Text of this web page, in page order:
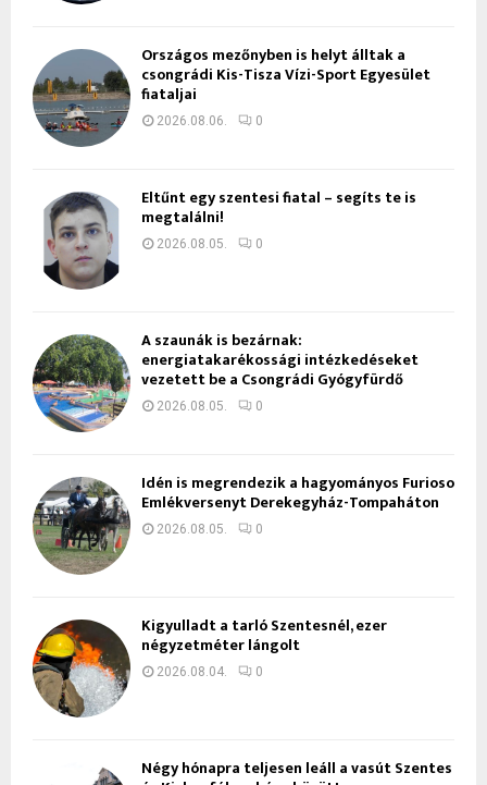
Országos mezőnyben is helyt álltak a
csongrádi Kis-Tisza Vízi-Sport Egyesület
fiataljai
2026.08.06. 0
Eltűnt egy szentesi fiatal – segíts te is
megtalálni!
2026.08.05. 0
A szaunák is bezárnak:
energiatakarékossági intézkedéseket
vezetett be a Csongrádi Gyógyfürdő
2026.08.05. 0
Idén is megrendezik a hagyományos Furioso
Emlékversenyt Derekegyház-Tompaháton
2026.08.05. 0
Kigyulladt a tarló Szentesnél, ezer
négyzetméter lángolt
2026.08.04. 0
Négy hónapra teljesen leáll a vasút Szentes